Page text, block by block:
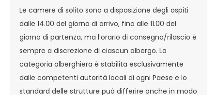
Le camere di solito sono a disposizione degli ospiti
dalle 14.00 del giorno di arrivo, fino alle 11.00 del
giorno di partenza, ma l’orario di consegna/rilascio è
sempre a discrezione di ciascun albergo. La
categoria alberghiera è stabilita esclusivamente
dalle competenti autorità locali di ogni Paese e lo
standard delle strutture può differire anche in modo